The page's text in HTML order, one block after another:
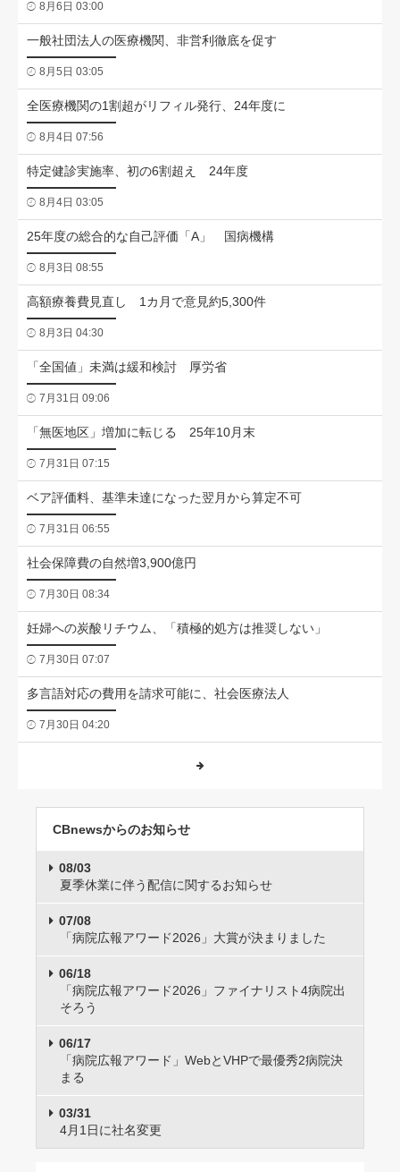
8月6日 03:00
一般社団法人の医療機関、非営利徹底を促す
8月5日 03:05
全医療機関の1割超がリフィル発行、24年度に
8月4日 07:56
特定健診実施率、初の6割超え 24年度
8月4日 03:05
25年度の総合的な自己評価「A」 国病機構
8月3日 08:55
高額療養費見直し 1カ月で意見約5,300件
8月3日 04:30
「全国値」未満は緩和検討 厚労省
7月31日 09:06
「無医地区」増加に転じる 25年10月末
7月31日 07:15
ベア評価料、基準未達になった翌月から算定不可
7月31日 06:55
社会保障費の自然増3,900億円
7月30日 08:34
妊婦への炭酸リチウム、「積極的処方は推奨しない」
7月30日 07:07
多言語対応の費用を請求可能に、社会医療法人
7月30日 04:20
CBnewsからのお知らせ
08/03
夏季休業に伴う配信に関するお知らせ
07/08
「病院広報アワード2026」大賞が決まりました
06/18
「病院広報アワード2026」ファイナリスト4病院出
そろう
06/17
「病院広報アワード」WebとVHPで最優秀2病院決
まる
03/31
4月1日に社名変更